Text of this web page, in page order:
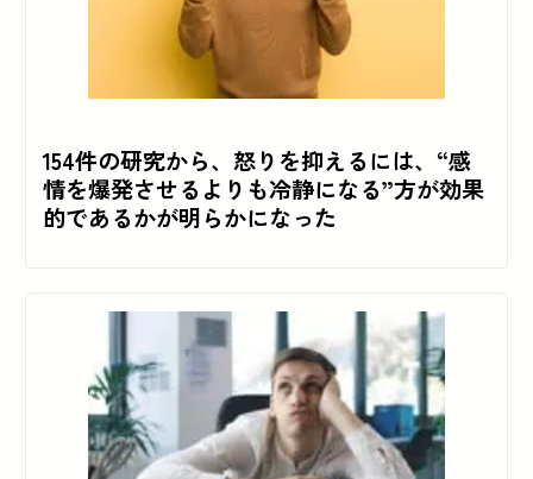
154件の研究から、怒りを抑えるには、“感
情を爆発させるよりも冷静になる”方が効果
的であるかが明らかになった